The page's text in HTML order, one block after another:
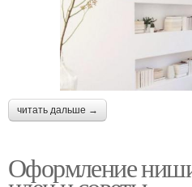
читать дальше →
Оформление